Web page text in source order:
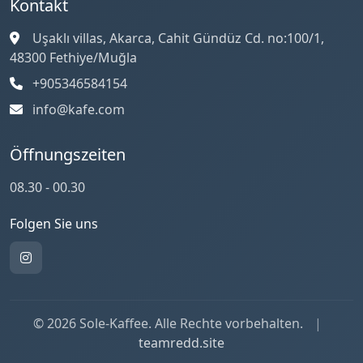
Kontakt
Uşaklı villas, Akarca, Cahit Gündüz Cd. no:100/1,
48300 Fethiye/Muğla
+905346584154
info@kafe.com
Öffnungszeiten
08.30 - 00.30
Folgen Sie uns
© 2026 Sole-Kaffee. Alle Rechte vorbehalten.
|
teamredd.site